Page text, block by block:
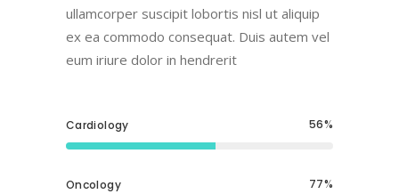
ullamcorper suscipit lobortis nisl ut aliquip
ex ea commodo consequat. Duis autem vel
eum iriure dolor in hendrerit
Cardiology 56
Oncology 77